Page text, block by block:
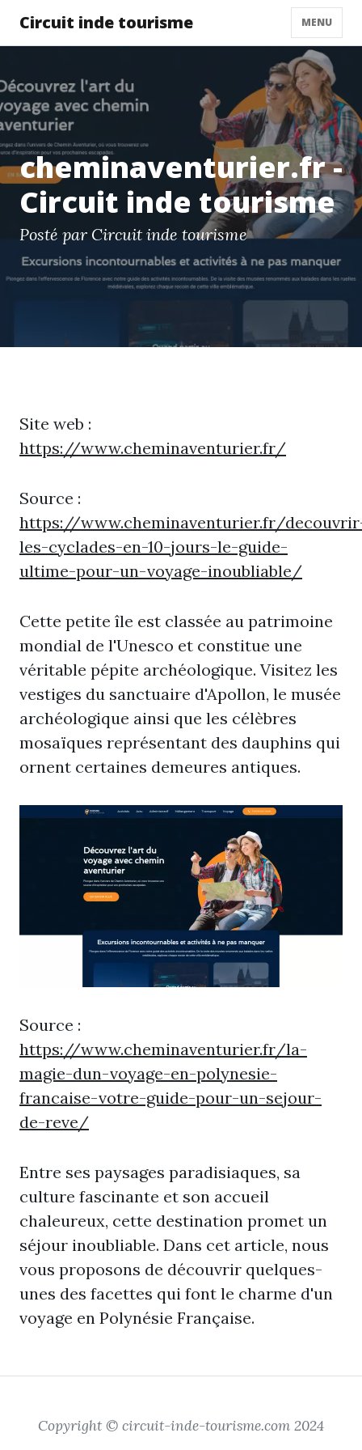
Circuit inde tourisme MENU
cheminaventurier.fr -
Circuit inde tourisme
Posté par Circuit inde tourisme
Site web :
https://www.cheminaventurier.fr/
Source :
https://www.cheminaventurier.fr/
les-cyclades-en-10-jours-le-guide-
ultime-pour-un-voyage-inoubliable/
Cette petite île est classée au patrimoine
mondial de l'Unesco et constitue une
véritable pépite archéologique. Visitez les
vestiges du sanctuaire d'Apollon, le musée
archéologique ainsi que les célèbres
mosaïques représentant des dauphins qui
ornent certaines demeures antiques.
Source :
https://www.cheminaventurier.fr/la-
magie-dun-voyage-en-polynesie-
francaise-votre-guide-pour-un-sejour-
de-reve/
Entre ses paysages paradisiaques, sa
culture fascinante et son accueil
chaleureux, cette destination promet un
séjour inoubliable. Dans cet article, nous
vous proposons de découvrir quelques-
unes des facettes qui font le charme d'un
voyage en Polynésie Française.
Copyright © circuit-inde-tourisme.com 2024